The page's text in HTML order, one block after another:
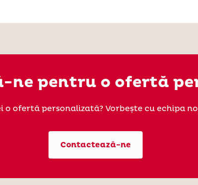
ne pentru o ofertă
o ofertă personalizată? Vorbește cu echipa
Contactează-ne